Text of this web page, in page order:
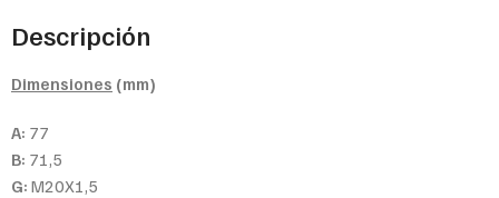
Descripción
Dimensiones (mm)
A: 77
B: 71,5
G: M20X1,5